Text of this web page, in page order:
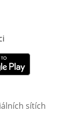
okně
sítích